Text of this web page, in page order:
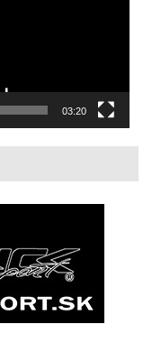
03:20